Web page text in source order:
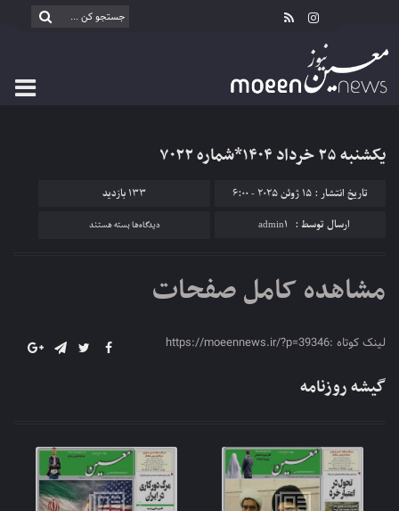
یکشنبه ۲۵ خرداد ۱۴۰۴*شماره ۷۰۲۲
تاریخ انتشار : 15 ژوئن 2025 - 6:00 133 بازدید
ارسال توسط : admin1 دیدگاه‌هابرای
بسته هستند
مشاهده کامل صفحات
لینک کوتاه :https://moeennews.ir/?p=39346
گیشه روزنامه